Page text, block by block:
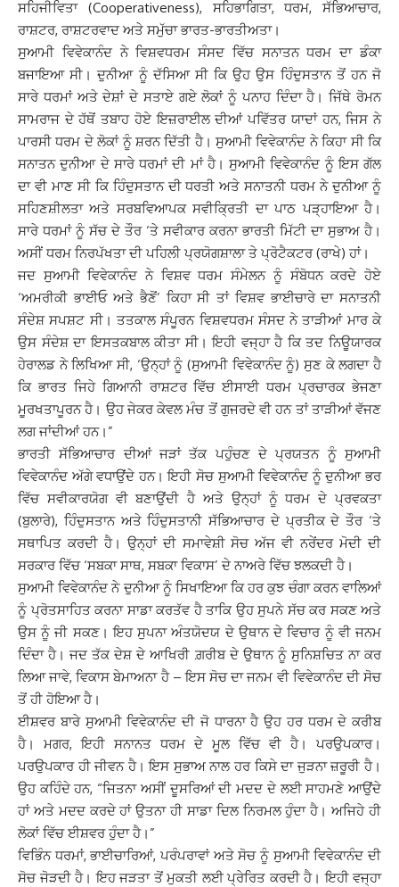
ਸਹਿਜੀਵਿਤਾ (Cooperativeness), ਸਹਿਭਾਗਿਤਾ, ਧਰਮ, ਸੱਭਿਆਚਾਰ,
ਰਾਸ਼ਟਰ, ਰਾਸ਼ਟਰਵਾਦ ਅਤੇ ਸਮੁੱਚਾ ਭਾਰਤ-ਭਾਰਤੀਅਤਾ।
ਸੁਆਮੀ ਵਿਵੇਕਾਨੰਦ ਨੇ ਵਿਸ਼ਵਧਰਮ ਸੰਸਦ ਵਿੱਚ ਸਨਾਤਨ ਧਰਮ ਦਾ ਡੰਕਾ
ਬਜਾਇਆ ਸੀ। ਦੁਨੀਆ ਨੂੰ ਦੱਸਿਆ ਸੀ ਕਿ ਉਹ ਉਸ ਹਿੰਦੁਸਤਾਨ ਤੋਂ ਹਨ ਜੋ
ਸਾਰੇ ਧਰਮਾਂ ਅਤੇ ਦੇਸ਼ਾਂ ਦੇ ਸਤਾਏ ਗਏ ਲੋਕਾਂ ਨੂੰ ਪਨਾਹ ਦਿੰਦਾ ਹੈ। ਜਿੱਥੇ ਰੋਮਨ
ਸਾਮਰਾਜ ਦੇ ਹੱਥੋਂ ਤਬਾਹ ਹੋਏ ਇਜ਼ਰਾਈਲ ਦੀਆਂ ਪਵਿੱਤਰ ਯਾਦਾਂ ਹਨ, ਜਿਸ ਨੇ
ਪਾਰਸੀ ਧਰਮ ਦੇ ਲੋਕਾਂ ਨੂੰ ਸ਼ਰਨ ਦਿੱਤੀ ਹੈ। ਸੁਆਮੀ ਵਿਵੇਕਾਨੰਦ ਨੇ ਕਿਹਾ ਸੀ ਕਿ
ਸਨਾਤਨ ਦੁਨੀਆ ਦੇ ਸਾਰੇ ਧਰਮਾਂ ਦੀ ਮਾਂ ਹੈ। ਸੁਆਮੀ ਵਿਵੇਕਾਨੰਦ ਨੂੰ ਇਸ ਗੱਲ
ਦਾ ਵੀ ਮਾਣ ਸੀ ਕਿ ਹਿੰਦੁਸਤਾਨ ਦੀ ਧਰਤੀ ਅਤੇ ਸਨਾਤਨੀ ਧਰਮ ਨੇ ਦੁਨੀਆ ਨੂੰ
ਸਹਿਣਸ਼ੀਲਤਾ ਅਤੇ ਸਰਬਵਿਆਪਕ ਸਵੀਕ੍ਰਿਤੀ ਦਾ ਪਾਠ ਪੜ੍ਹਾਇਆ ਹੈ।
ਸਾਰੇ ਧਰਮਾਂ ਨੂੰ ਸੱਚ ਦੇ ਤੌਰ ‘ਤੇ ਸਵੀਕਾਰ ਕਰਨਾ ਭਾਰਤੀ ਮਿੱਟੀ ਦਾ ਸੁਭਾਅ ਹੈ।
ਅਸੀਂ ਧਰਮ ਨਿਰਪੱਖਤਾ ਦੀ ਪਹਿਲੀ ਪ੍ਰਯੋਗਸ਼ਾਲਾ ਤੇ ਪ੍ਰੋਟੈਕਟਰ (ਰਾਖੇ) ਹਾਂ।
ਜਦ ਸੁਆਮੀ ਵਿਵੇਕਾਨੰਦ ਨੇ ਵਿਸ਼ਵ ਧਰਮ ਸੰਮੇਲਨ ਨੂੰ ਸੰਬੋਧਨ ਕਰਦੇ ਹੋਏ
‘ਅਮਰੀਕੀ ਭਾਈਓ ਅਤੇ ਭੈਣੋਂ’ ਕਿਹਾ ਸੀ ਤਾਂ ਵਿਸ਼ਵ ਭਾਈਚਾਰੇ ਦਾ ਸਨਾਤਨੀ
ਸੰਦੇਸ਼ ਸਪਸ਼ਟ ਸੀ। ਤਤਕਾਲ ਸੰਪੂਰਨ ਵਿਸ਼ਵਧਰਮ ਸੰਸਦ ਨੇ ਤਾੜੀਆਂ ਮਾਰ ਕੇ
ਉਸ ਸੰਦੇਸ਼ ਦਾ ਇਸਤਕਬਾਲ ਕੀਤਾ ਸੀ। ਇਹੀ ਵਜ੍ਹਾ ਹੈ ਕਿ ਤਦ ਨਿਊਯਾਰਕ
ਹੇਰਾਲਡ ਨੇ ਲਿਖਿਆ ਸੀ, ‘ਉਨ੍ਹਾਂ ਨੂੰ (ਸੁਆਮੀ ਵਿਵੇਕਾਨੰਦ ਨੂੰ) ਸੁਣ ਕੇ ਲਗਦਾ ਹੈ
ਕਿ ਭਾਰਤ ਜਿਹੇ ਗਿਆਨੀ ਰਾਸ਼ਟਰ ਵਿੱਚ ਈਸਾਈ ਧਰਮ ਪ੍ਰਚਾਰਕ ਭੇਜਣਾ
ਮੂਰਖਤਾਪੂਰਨ ਹੈ। ਉਹ ਜੇਕਰ ਕੇਵਲ ਮੰਚ ਤੋਂ ਗੁਜਰਦੇ ਵੀ ਹਨ ਤਾਂ ਤਾੜੀਆਂ ਵੱਜਣ
ਲਗ ਜਾਂਦੀਆਂ ਹਨ।”
ਭਾਰਤੀ ਸੱਭਿਆਚਾਰ ਦੀਆਂ ਜੜਾਂ ਤੱਕ ਪਹੁੰਚਣ ਦੇ ਪ੍ਰਯਤਨ ਨੂੰ ਸੁਆਮੀ
ਵਿਵੇਕਾਨੰਦ ਅੱਗੇ ਵਧਾਉਂਦੇ ਹਨ। ਇਹੀ ਸੋਚ ਸੁਆਮੀ ਵਿਵੇਕਾਨੰਦ ਨੂੰ ਦੁਨੀਆ ਭਰ
ਵਿੱਚ ਸਵੀਕਾਰਯੋਗ ਵੀ ਬਣਾਉਂਦੀ ਹੈ ਅਤੇ ਉਨ੍ਹਾਂ ਨੂੰ ਧਰਮ ਦੇ ਪ੍ਰਵਕਤਾ
(ਬੁਲਾਰੇ), ਹਿੰਦੁਸਤਾਨ ਅਤੇ ਹਿੰਦੁਸਤਾਨੀ ਸੱਭਿਆਚਾਰ ਦੇ ਪ੍ਰਤੀਕ ਦੇ ਤੌਰ ‘ਤੇ
ਸਥਾਪਿਤ ਕਰਦੀ ਹੈ। ਉਨ੍ਹਾਂ ਦੀ ਸਮਾਵੇਸ਼ੀ ਸੋਚ ਅੱਜ ਵੀ ਨਰੇਂਦਰ ਮੋਦੀ ਦੀ
ਸਰਕਾਰ ਵਿੱਚ ‘ਸਬਕਾ ਸਾਥ, ਸਬਕਾ ਵਿਕਾਸ’ ਦੇ ਨਾਅਰੇ ਵਿੱਚ ਝਲਕਦੀ ਹੈ।
ਸੁਆਮੀ ਵਿਵੇਕਾਨੰਦ ਨੇ ਦੁਨੀਆ ਨੂੰ ਸਿਖਾਇਆ ਕਿ ਹਰ ਕੁਝ ਚੰਗਾ ਕਰਨ ਵਾਲਿਆਂ
ਨੂੰ ਪ੍ਰੋਤਸਾਹਿਤ ਕਰਨਾ ਸਾਡਾ ਕਰਤੱਵ ਹੈ ਤਾਕਿ ਉਹ ਸੁਪਨੇ ਸੱਚ ਕਰ ਸਕਣ ਅਤੇ
ਉਸ ਨੂੰ ਜੀ ਸਕਣ। ਇਹ ਸੁਪਨਾ ਅੰਤਯੋਦਯ ਦੇ ਉਥਾਨ ਦੇ ਵਿਚਾਰ ਨੂੰ ਵੀ ਜਨਮ
ਦਿੰਦਾ ਹੈ। ਜਦ ਤੱਕ ਦੇਸ਼ ਦੇ ਆਖਿਰੀ ਗ਼ਰੀਬ ਦੇ ਉਥਾਨ ਨੂੰ ਸੁਨਿਸ਼ਚਿਤ ਨਾ ਕਰ
ਲਿਆ ਜਾਵੇ, ਵਿਕਾਸ ਬੇਮਾਅਨਾ ਹੈ – ਇਸ ਸੋਚ ਦਾ ਜਨਮ ਵੀ ਵਿਵੇਕਾਨੰਦ ਦੀ ਸੋਚ
ਤੋਂ ਹੀ ਹੋਇਆ ਹੈ।
ਈਸ਼ਵਰ ਬਾਰੇ ਸੁਆਮੀ ਵਿਵੇਕਾਨੰਦ ਦੀ ਜੋ ਧਾਰਨਾ ਹੈ ਉਹ ਹਰ ਧਰਮ ਦੇ ਕਰੀਬ
ਹੈ। ਮਗਰ, ਇਹੀ ਸਨਾਨਤ ਧਰਮ ਦੇ ਮੂਲ ਵਿੱਚ ਵੀ ਹੈ। ਪਰਉਪਕਾਰ।
ਪਰਉਪਕਾਰ ਹੀ ਜੀਵਨ ਹੈ। ਇਸ ਸੁਭਾਅ ਨਾਲ ਹਰ ਕਿਸੇ ਦਾ ਜੁੜਨਾ ਜ਼ਰੂਰੀ ਹੈ।
ਉਹ ਕਹਿੰਦੇ ਹਨ, “ਜਿਤਨਾ ਅਸੀਂ ਦੂਸਰਿਆਂ ਦੀ ਮਦਦ ਦੇ ਲਈ ਸਾਹਮਣੇ ਆਉਂਦੇ
ਹਾਂ ਅਤੇ ਮਦਦ ਕਰਦੇ ਹਾਂ ਉਤਨਾ ਹੀ ਸਾਡਾ ਦਿਲ ਨਿਰਮਲ ਹੁੰਦਾ ਹੈ। ਅਜਿਹੇ ਹੀ
ਲੋਕਾਂ ਵਿੱਚ ਈਸ਼ਵਰ ਹੁੰਦਾ ਹੈ।”
ਵਿਭਿੰਨ ਧਰਮਾਂ, ਭਾਈਚਾਰਿਆਂ, ਪਰੰਪਰਾਵਾਂ ਅਤੇ ਸੋਚ ਨੂੰ ਸੁਆਮੀ ਵਿਵੇਕਾਨੰਦ ਦੀ
ਸੋਚ ਜੋੜਦੀ ਹੈ। ਇਹ ਜੜਤਾ ਤੋਂ ਮੁਕਤੀ ਲਈ ਪ੍ਰੇਰਿਤ ਕਰਦੀ ਹੈ। ਇਹੀ ਵਜ੍ਹਾ